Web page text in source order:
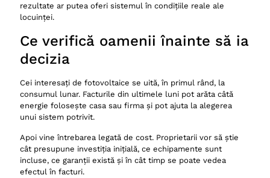
rezultate ar putea oferi sistemul în condițiile reale ale
locuinței.
Ce verifică oamenii înainte să ia
decizia
Cei interesați de fotovoltaice se uită, în primul rând, la
consumul lunar. Facturile din ultimele luni pot arăta câtă
energie folosește casa sau firma și pot ajuta la alegerea
unui sistem potrivit.
Apoi vine întrebarea legată de cost. Proprietarii vor să știe
cât presupune investiția inițială, ce echipamente sunt
incluse, ce garanții există și în cât timp se poate vedea
efectul în facturi.